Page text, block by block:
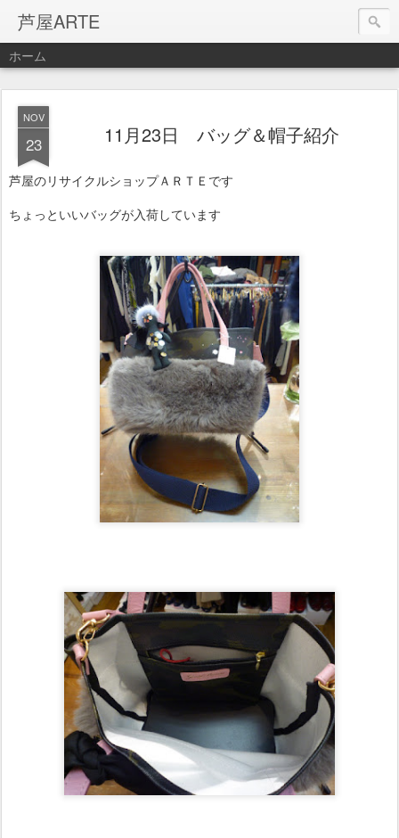
芦屋ARTE
ホーム
NOV
23 11月23日 バッグ＆帽子紹介
芦屋のリサイクルショップＡＲＴＥです
ちょっといいバッグが入荷しています